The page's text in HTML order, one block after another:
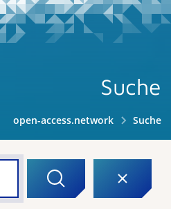
Suche
open-access.network Suche